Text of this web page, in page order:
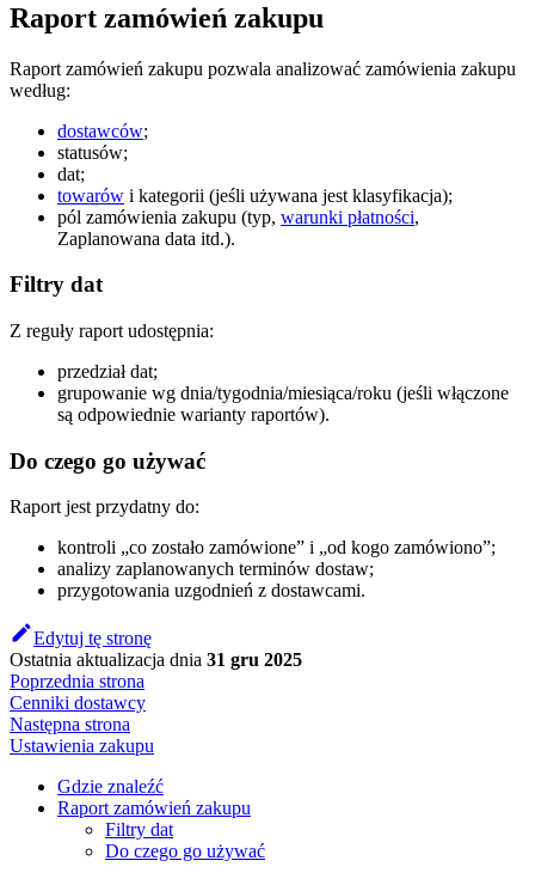
Raport zamówień zakupu
Raport zamówień zakupu pozwala analizować zamówienia zakupu
według:
dostawców;
statusów;
dat;
towarów i kategorii (jeśli używana jest klasyfikacja);
pól zamówienia zakupu (typ, warunki płatności,
Zaplanowana data itd.).
Filtry dat
Z reguły raport udostępnia:
przedział dat;
grupowanie wg dnia/tygodnia/miesiąca/roku (jeśli włączone
są odpowiednie warianty raportów).
Do czego go używać
Raport jest przydatny do:
kontroli „co zostało zamówione” i „od kogo zamówiono”;
analizy zaplanowanych terminów dostaw;
przygotowania uzgodnień z dostawcami.
Edytuj tę stronę
Ostatnia aktualizacja dnia 31 gru 2025
Poprzednia strona
Cenniki dostawcy
Następna strona
Ustawienia zakupu
Gdzie znaleźć
Raport zamówień zakupu
Filtry dat
Do czego go używać